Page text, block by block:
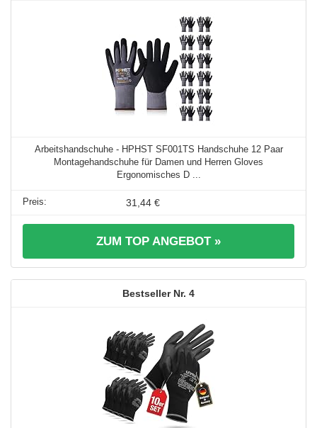
Arbeitshandschuhe - HPHST SF001TS Handschuhe 12 Paar
Montagehandschuhe für Damen und Herren Gloves
Ergonomisches D ...
31,44 €
ZUM TOP ANGEBOT »
4